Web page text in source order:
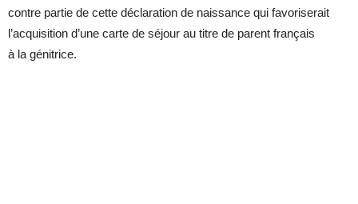
contre par­tie de cette dé­cla­ra­tion de nais­sance qui fa­vo­ri­se­rait
l’ac­qui­si­tion d’une carte de sé­jour au titre de pa­rent fran­çais
à la gé­ni­trice.